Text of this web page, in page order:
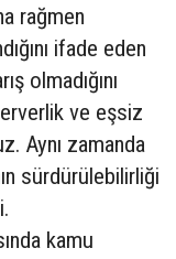
rağmen
ifade eden
olmadığını
ve eşsiz
Aynı zamanda
sürdürülebilirliği
kamu